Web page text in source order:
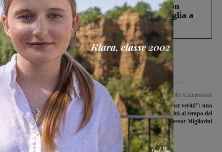
Scomparso da una struttura di Castiglion
Fiorentino l’uomo che aveva ucciso la figlia a
Levane nel 2020
Articolo precedente
Discarica, il documento di Chiassai
per l’assemblea Ato: “No
all’ampliamento e stop ai conferimenti
da Firenze”
Articolo successivo
“Verità, libertà, post verità”: una
riflessione sulla verità al tempo del
web, a cura del professor Migliorini